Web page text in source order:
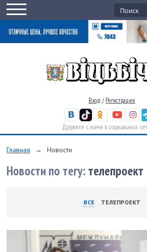
Вход / Регистрация
Дружите с нами в социальных
Главная → Новости
Новости по тегу: телепроект
ВСЕ ТЕЛЕПРОЕКТ